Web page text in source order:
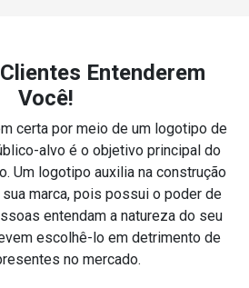
Entenderem
Você!
certa por meio de um logotipo de
alvo é o objetivo principal do
Um logotipo auxilia na construção
marca, pois possui o poder de
entendam a natureza do seu
escolhê-lo em detrimento de
no mercado.